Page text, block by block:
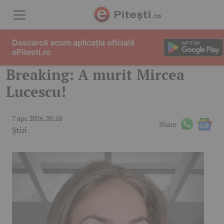
Breaking: A murit Mircea
Lucescu!
7 apr. 2026, 20:58
Știri
Share
Descarcă acum aplicația oficială
ePitesti.ro